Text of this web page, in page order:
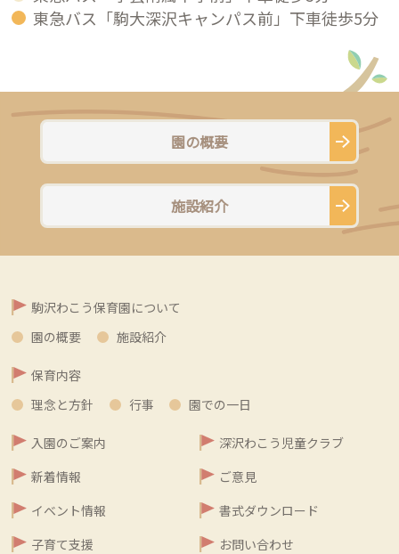
東急バス「駒大深沢キャンパス前」下車徒歩5分
園の概要
施設紹介
駒沢わこう保育園について
園の概要
施設紹介
保育内容
理念と方針
行事 園での一日
入園のご案内
深沢わこう児童クラブ
新着情報
ご意見
イベント情報
書式ダウンロード
子育て支援
お問い合わせ